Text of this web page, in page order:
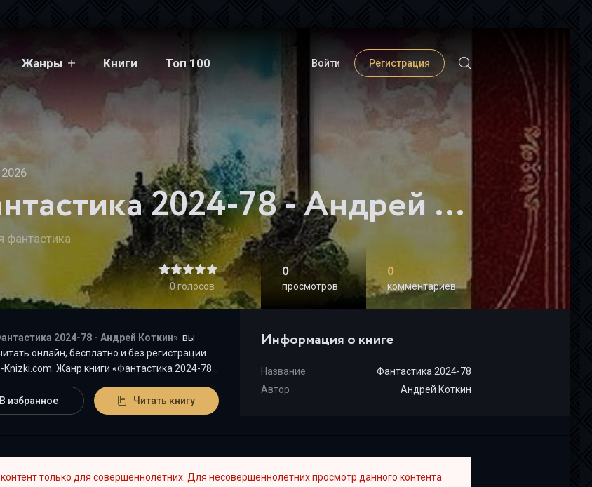
Жанры Книги Топ 100 Войти Регистрация
2024-78 - Андрей Коткин
Фантастика 2024-78 - Андрей Коткин
фантастика
0 голосов
2024-78 - Андрей Коткин» вы
онлайн, бесплатно и без регистрации
книги «Фантастика 2024-78 -
популярным жанром для современного
а книга "Фантастика 2024-78" от автора
В избранное Читать книгу
0
просмотров
0
комментариев
Информация о книге
Название
Фантастика 2024-78
Автор
Андрей Коткин
только для совершеннолетних. Для несовершеннолетних просмотр данного контента